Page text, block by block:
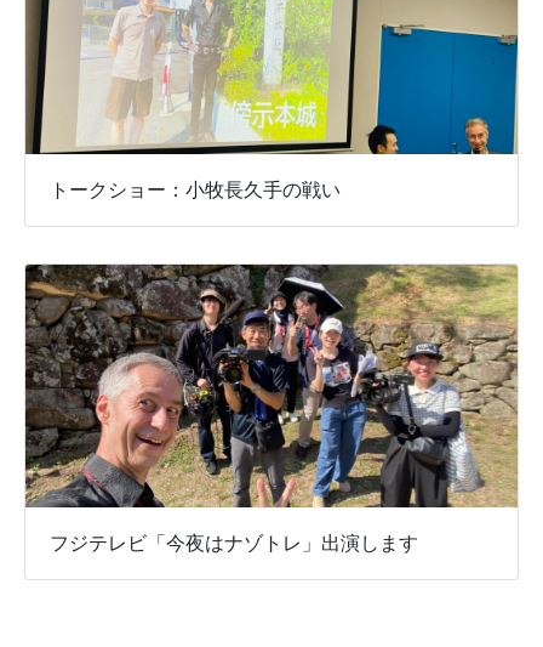
トークショー：小牧長久手の戦い
フジテレビ「今夜はナゾトレ」出演します